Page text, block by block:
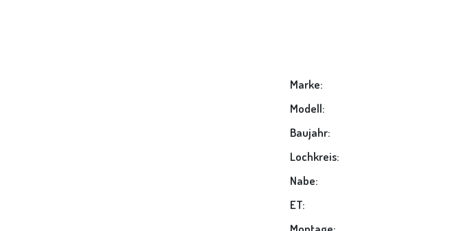
Marke:
Modell:
Baujahr:
Lochkreis:
Nabe:
ET: